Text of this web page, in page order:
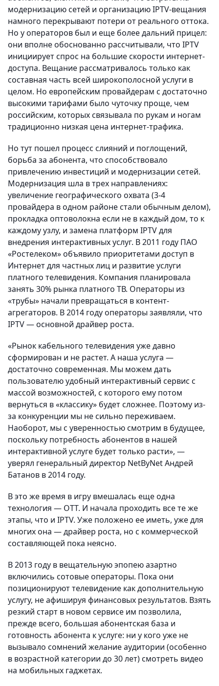
модернизацию сетей и организацию IPTV-вещания
намного перекрывают потери от реального оттока.
Но у операторов был и еще более дальний прицел:
они вполне обоснованно рассчитывали, что IPTV
инициирует спрос на большие скорости интернет-
доступа. Вещание рассматривалось только как
составная часть всей широкополосной услуги в
целом. Но европейским провайдерам с достаточно
высокими тарифами было чуточку проще, чем
российским, которых связывала по рукам и ногам
традиционно низкая цена интернет-трафика.
Но тут пошел процесс слияний и поглощений,
борьба за абонента, что способствовало
привлечению инвестиций и модернизации сетей.
Модернизация шла в трех направлениях:
увеличение географического охвата (3-4
провайдера в одном районе стали обычным делом),
прокладка оптоволокна если не в каждый дом, то к
каждому узлу, и замена платформ IPTV для
внедрения интерактивных услуг. В 2011 году ПАО
«Ростелеком» объявило приоритетами доступ в
Интернет для частных лиц и развитие услуги
платного телевидения. Компания планировала
занять 30% рынка платного ТВ. Операторы из
«трубы» начали превращаться в контент-
агрегаторов. В 2014 году операторы заявляли, что
IPTV — основной драйвер роста.
«Рынок кабельного телевидения уже давно
сформирован и не растет. А наша услуга —
достаточно современная. Мы можем дать
пользователю удобный интерактивный сервис с
массой возможностей, с которого ему потом
вернуться в «классику» будет сложнее. Поэтому из-
за конкуренции мы не сильно переживаем.
Наоборот, мы с уверенностью смотрим в будущее,
поскольку потребность абонентов в нашей
интерактивной услуге будет только расти», —
уверял генеральный директор NetByNet Андрей
Батанов в 2014 году.
В это же время в игру вмешалась еще одна
технология — ОТТ. И начала проходить все те же
этапы, что и IPTV. Уже положено ее иметь, уже для
многих она — драйвер роста, но с коммерческой
составляющей пока неясно.
В 2013 году в вещательную эпопею азартно
включились сотовые операторы. Пока они
позиционируют телевидение как дополнительную
услугу, не афишируя финансовых результатов. Взять
резкий старт в новом сервисе им позволила,
прежде всего, большая абонентская база и
готовность абонента к услуге: ни у кого уже не
вызывало сомнений желание аудитории (особенно
в возрастной категории до 30 лет) смотреть видео
на мобильных гаджетах.